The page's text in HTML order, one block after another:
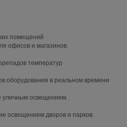
помещений
офисов и магазинов.
температур
оборудования в реальном времени
уличным освещением.
освещением дворов и парков.